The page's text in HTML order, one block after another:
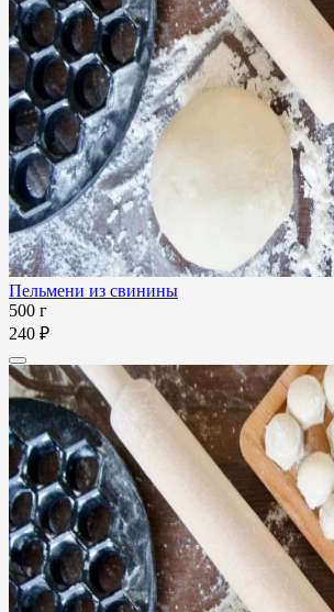
Пельмени из свинины
500 г
240 ₽